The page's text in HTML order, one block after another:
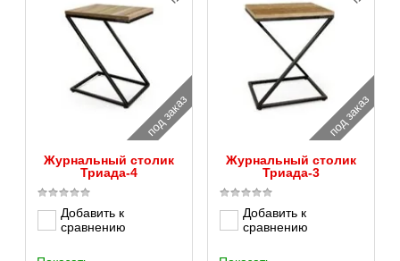
под заказ
Журнальный столик
Триада-4
Добавить к
сравнению
под заказ
Журнальный столик
Триада-3
Добавить к
сравнению